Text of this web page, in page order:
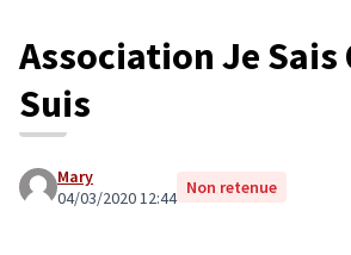
Association Je Sais
Suis
Mary
04/03/2020 12:44 Non retenue